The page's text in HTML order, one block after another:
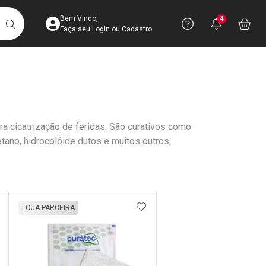
BUSCARAcesse sua Conta
Bem Vindo,
Faça seu Login ou Cadastro
Precisa
Ver Recursos
Você
4
cicatrização de feridas. São curativos como
hidrocolóide dutos e muitos outros,
AOS FAVORITOS
LOJA PARCEIRA ADICIONAR AOS